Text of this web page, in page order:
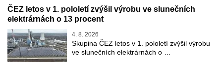
ČEZ letos v 1. pololetí zvýšil výrobu ve slunečních
elektrárnách o 13 procent
4. 8. 2026
Skupina ČEZ letos v 1. pololetí zvýšil výrobu
ve slunečních elektrárnách o …